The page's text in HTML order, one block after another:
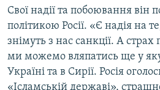
Свої надії та побоювання він
політикою Росії. «Є надія на
знімуть з нас санкції. А
ми можемо вляпатись ще у
Україні та в Сирії. Росія
«Ісламській державі»,